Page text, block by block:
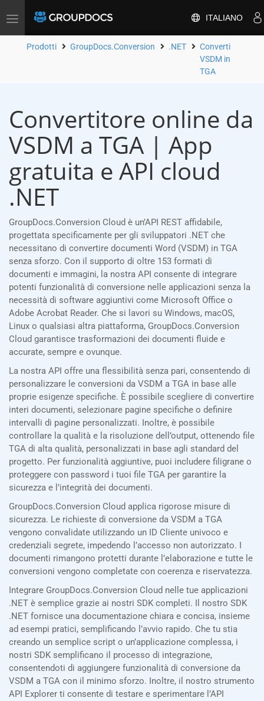
Attiva/disattiva
navigazione
ITALIANO
Prodotti GroupDocs.Conversion .NET
Converti
VSDM in
TGA
Convertitore online da
VSDM a TGA | App
gratuita e API cloud
.NET
GroupDocs.Conversion Cloud è un’API REST affidabile,
progettata specificamente per gli sviluppatori .NET che
necessitano di convertire documenti Word (VSDM) in TGA
senza sforzo. Con il supporto di oltre 153 formati di
documenti e immagini, la nostra API consente di integrare
potenti funzionalità di conversione nelle applicazioni senza la
necessità di software aggiuntivi come Microsoft Office o
Adobe Acrobat Reader. Che si lavori su Windows, macOS,
Linux o qualsiasi altra piattaforma, GroupDocs.Conversion
Cloud garantisce trasformazioni dei documenti fluide e
accurate, sempre e ovunque.
La nostra API offre una flessibilità senza pari, consentendo di
personalizzare le conversioni da VSDM a TGA in base alle
proprie esigenze specifiche. È possibile scegliere di convertire
interi documenti, selezionare pagine specifiche o definire
intervalli di pagine personalizzati. Inoltre, è possibile
controllare la qualità e la risoluzione dell’output, ottenendo file
TGA di alta qualità, personalizzati in base agli standard del
progetto. Per funzionalità aggiuntive, puoi includere filigrane o
proteggere con password i tuoi file TGA per garantire la
sicurezza e l’integrità dei documenti.
GroupDocs.Conversion Cloud applica rigorose misure di
sicurezza. Le richieste di conversione da VSDM a TGA
vengono convalidate utilizzando un ID Cliente univoco e
credenziali segrete, impedendo l’accesso non autorizzato. I
documenti rimangono protetti durante l’elaborazione e tutte le
conversioni vengono completate con coerenza e riservatezza.
Integrare GroupDocs.Conversion Cloud nelle tue applicazioni
.NET è semplice grazie ai nostri SDK completi. Il nostro SDK
.NET fornisce una documentazione chiara e concisa, insieme
ad esempi pratici, semplificando l’avvio rapido. Che tu stia
creando un semplice script o un’applicazione complessa, i
nostri SDK semplificano il processo di integrazione,
consentendoti di aggiungere funzionalità di conversione da
VSDM a TGA con il minimo sforzo. Inoltre, il nostro strumento
API Explorer ti consente di testare e sperimentare l’API